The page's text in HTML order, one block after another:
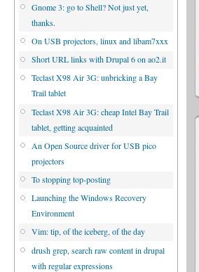
Gnome 3: go to Shell? Not just yet,
thanks.
On USB projectors, linux and libam7xxx
Short URL links with Drupal 6 on ao2.it
Teclast X98 Air 3G: unbricking a Bay
Trail tablet
Teclast X98 Air 3G: cheap Intel Bay Trail
tablet, getting acquainted
An Open Source driver for USB pico
projectors
To stopping top-posting
Launching the Windows Recovery
Environment
Vim: tip, of the iceberg, of the day
drush grep, search raw content in drupal
with regular expressions